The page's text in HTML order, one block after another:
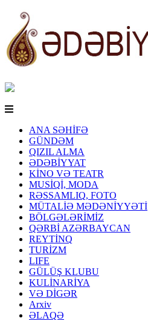
ANA SƏHİFƏ
GÜNDƏM
QIZIL ALMA
ƏDƏBİYYAT
KİNO VƏ TEATR
MUSİQİ, MODA
RƏSSAMLIQ, FOTO
MÜTALİƏ MƏDƏNİYYƏTİ
BÖLGƏLƏRİMİZ
QƏRBİ AZƏRBAYCAN
REYTİNQ
TURİZM
LIFE
GÜLÜŞ KLUBU
KULİNARİYA
VƏ DİGƏR
Arxiv
ƏLAQƏ